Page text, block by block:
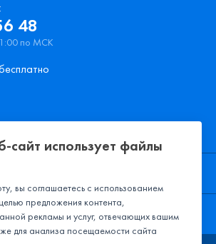
48
по МСК
сайт использует файлы
вы соглашаетесь с использованием
предложения контента,
рекламы и услуг, отвечающих вашим
для анализа посещаемости сайта